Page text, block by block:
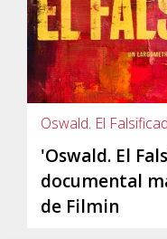
Oswald. El
'Oswald. El
documental
de Filmin